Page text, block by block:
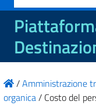
per:
/Amministrazione
organica/ Costo del